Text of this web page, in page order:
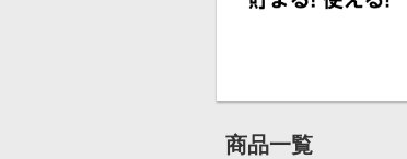
商品一覧